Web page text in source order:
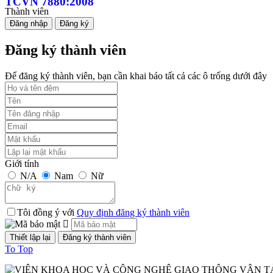
Phương tiện giao thông đường bộ. Tiếng ồn phát ra từ ô tô. Yêu cầu
Thời gian đăng: 24/09/2023
TCVN 6723:2000
Phương tiện giao thông đường bộ. Ô tô khách cỡ nhỏ. Yêu cầu về
Thời gian đăng: 07/08/2026
lượt xem: 1298 | lượt tải:2
TCVN 6724:20001
Phương tiện giao thông đường bộ. Ô tô khách cỡ lớn. Yêu cầu về cấu
Thời gian đăng: 07/08/2026
lượt xem: 1143 | lượt tải:0
TCVN 6565:2006
Thành viên
Đăng nhập Đăng ký
Đăng ký thành viên
Để đăng ký thành viên, bạn cần khai báo tất cả các ô trống dưới đây
Giới tính
N/A
Nam Nữ
Tôi đồng ý với Quy định đăng ký thành viên
To Top